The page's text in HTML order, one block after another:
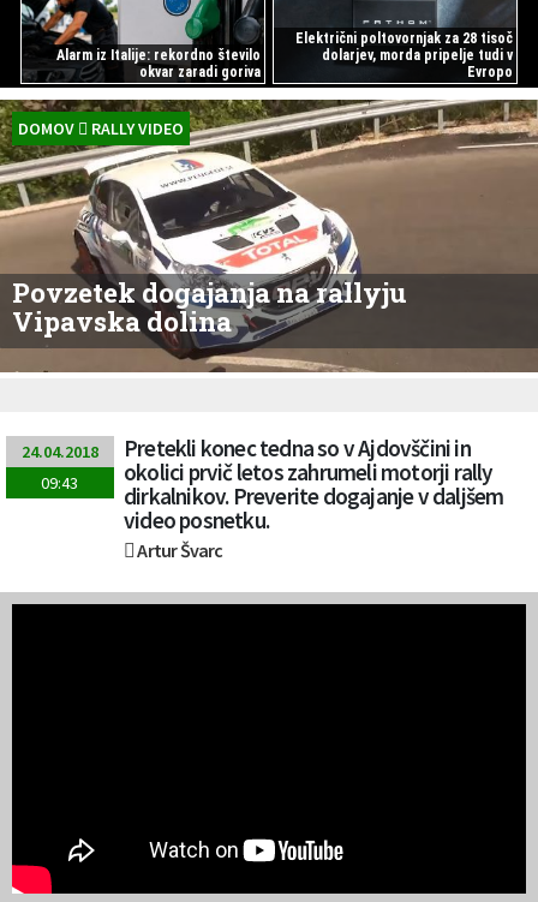
Alarm iz Italije: rekordno število
okvar zaradi goriva
Električni poltovornjak za 28 tisoč
dolarjev, morda pripelje tudi v
Evropo
DOMOV RALLY VIDEO
Povzetek dogajanja na rallyju
Vipavska dolina
24.04.2018
09:43
Pretekli konec tedna so v Ajdovščini in
okolici prvič letos zahrumeli motorji rally
dirkalnikov. Preverite dogajanje v daljšem
video posnetku.
Artur Švarc